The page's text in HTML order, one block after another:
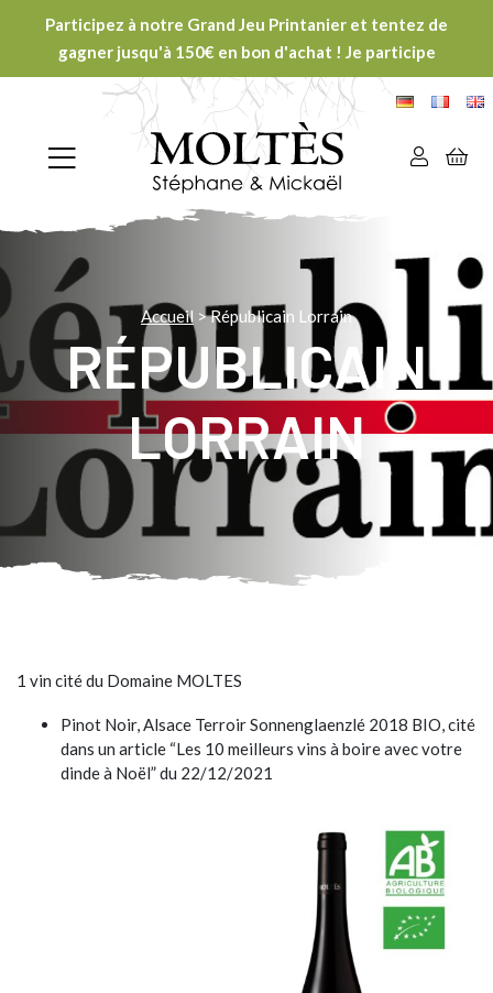
Participez à notre Grand Jeu Printanier et tentez de
gagner jusqu'à 150€ en bon d'achat ! Je participe
Accueil >Républicain Lorrain
RÉPUBLICAIN
LORRAIN
1 vin cité du Domaine MOLTES
Pinot Noir, Alsace Terroir Sonnenglaenzlé 2018 BIO, cité
dans un article “Les 10 meilleurs vins à boire avec votre
dinde à Noël” du 22/12/2021